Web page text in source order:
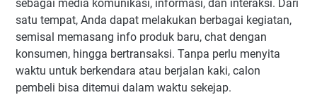
sebagai media komunikasi, informasi, dan interaksi. Dari
satu tempat, Anda dapat melakukan berbagai kegiatan,
semisal memasang info produk baru, chat dengan
konsumen, hingga bertransaksi. Tanpa perlu menyita
waktu untuk berkendara atau berjalan kaki, calon
pembeli bisa ditemui dalam waktu sekejap.